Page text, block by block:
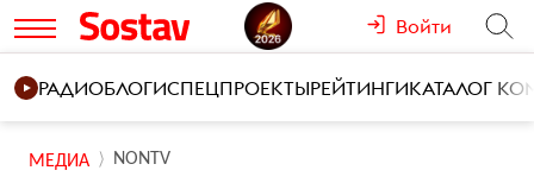
Войти
РАДИОБЛОГИСПЕЦПРОЕКТЫРЕЙТИНГИКАТАЛОГ
МЕДИА NONTV